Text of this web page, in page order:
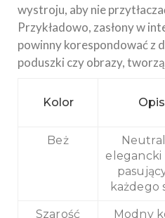
wystroju, aby nie
Przykładowo, zasłony w
powinny korespondować z
poduszki czy obrazy,
Kolor Opis
Beż
elegancki
każdego
Szarość Modny